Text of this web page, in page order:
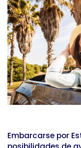
Embarcarse por